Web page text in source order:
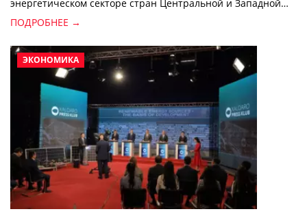
энергетическом секторе стран Центральной и Западной
Азии.
ПОДРОБНЕЕ →
ЭКОНОМИКА